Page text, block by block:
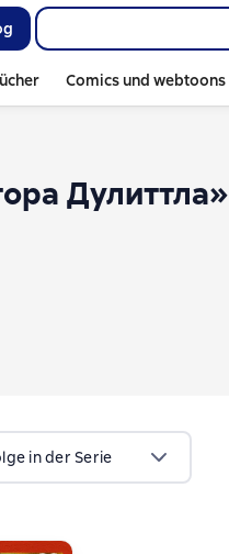
Comics und webtoons
Дулиттла»
in der Serie